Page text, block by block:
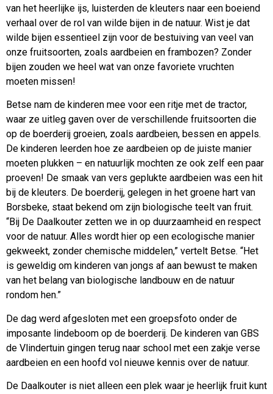
van het heerlijke ijs, luisterden de kleuters naar een boeiend
verhaal over de rol van wilde bijen in de natuur. Wist je dat
wilde bijen essentieel zijn voor de bestuiving van veel van
onze fruitsoorten, zoals aardbeien en frambozen? Zonder
bijen zouden we heel wat van onze favoriete vruchten
moeten missen!
Betse nam de kinderen mee voor een ritje met de tractor,
waar ze uitleg gaven over de verschillende fruitsoorten die
op de boerderij groeien, zoals aardbeien, bessen en appels.
De kinderen leerden hoe ze aardbeien op de juiste manier
moeten plukken – en natuurlijk mochten ze ook zelf een paar
proeven! De smaak van vers geplukte aardbeien was een hit
bij de kleuters. De boerderij, gelegen in het groene hart van
Borsbeke, staat bekend om zijn biologische teelt van fruit.
“Bij De Daalkouter zetten we in op duurzaamheid en respect
voor de natuur. Alles wordt hier op een ecologische manier
gekweekt, zonder chemische middelen,” vertelt Betse. “Het
is geweldig om kinderen van jongs af aan bewust te maken
van het belang van biologische landbouw en de natuur
rondom hen.”
De dag werd afgesloten met een groepsfoto onder de
imposante lindeboom op de boerderij. De kinderen van GBS
de Vlindertuin gingen terug naar school met een zakje verse
aardbeien en een hoofd vol nieuwe kennis over de natuur.
De Daalkouter is niet alleen een plek waar je heerlijk fruit kunt